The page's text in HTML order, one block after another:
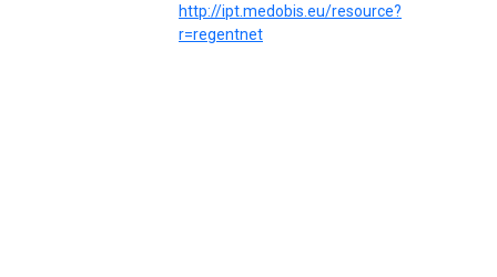
http://ipt.medobis.eu/resource?
r=regentnet